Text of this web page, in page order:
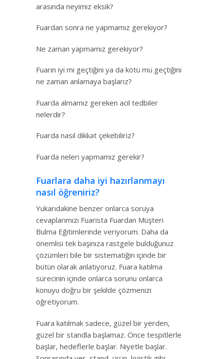
arasında neyimiz eksik?
Fuardan sonra ne yapmamız gerekiyor?
Ne zaman yapmamız gerekiyor?
Fuarın iyi mi geçtiğini ya da kötü mü geçtiğini
ne zaman anlamaya başlarız?
Fuarda almamız gereken acil tedbiler
nelerdir?
Fuarda nasıl dikkat çekebiliriz?
Fuarda neleri yapmamız gerekir?
Fuarlara daha iyi hazırlanmayı
nasıl öğreniriz?
Yukarıdakine benzer onlarca soruya
cevaplarımızı Fuarista Fuardan Müşteri
Bulma Eğitimlerinde veriyorum. Daha da
önemlisi tek başınıza rastgele bulduğunuz
çözümleri bile bir sistematiğin içinde bir
bütün olarak anlatıyoruz. Fuara katılma
sürecinin içinde onlarca sorunu onlarca
konuyu doğru bir şekilde çözmenizi
öğretiyorum.
Fuara katılmak sadece, güzel bir yerden,
güzel bir standla başlamaz. Önce tespitlerle
başlar, hedeflerle başlar. Niyetle başlar.